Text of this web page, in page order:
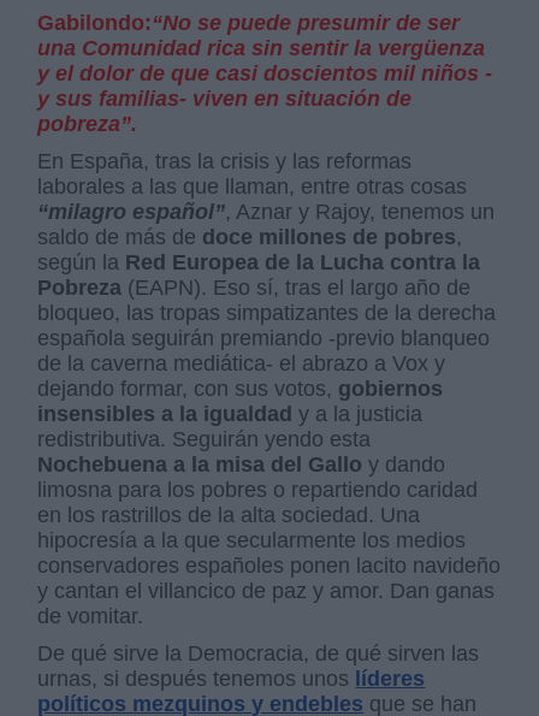
Gabilondo: “No se puede presumir de ser
una Comunidad rica sin sentir la vergüenza
y el dolor de que casi doscientos mil niños -
y sus familias- viven en situación de
pobreza”.
En España, tras la crisis y las reformas
laborales a las que llaman, entre otras cosas
“milagro español”, Aznar y Rajoy, tenemos un
saldo de más de doce millones de pobres,
según la Red Europea de la Lucha contra la
Pobreza (EAPN). Eso sí, tras el largo año de
bloqueo, las tropas simpatizantes de la derecha
española seguirán premiando -previo blanqueo
de la caverna mediática- el abrazo a Vox y
dejando formar, con sus votos, gobiernos
insensibles a la igualdad y a la justicia
redistributiva. Seguirán yendo esta
Nochebuena a la misa del Gallo y dando
limosna para los pobres o repartiendo caridad
en los rastrillos de la alta sociedad. Una
hipocresía a la que secularmente los medios
conservadores españoles ponen lacito navideño
y cantan el villancico de paz y amor. Dan ganas
de vomitar.
De qué sirve la Democracia, de qué sirven las
urnas, si después tenemos unos líderes
políticos mezquinos y endebles que se han